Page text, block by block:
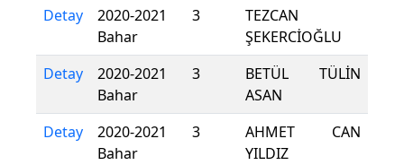
Detay
2020-2021
Bahar
3
TEZCAN
ŞEKERCİOĞLU
Detay
2020-2021
Bahar
3
BETÜL TÜLİN
ASAN
Detay
2020-2021
Bahar
3
AHMET CAN
YILDIZ